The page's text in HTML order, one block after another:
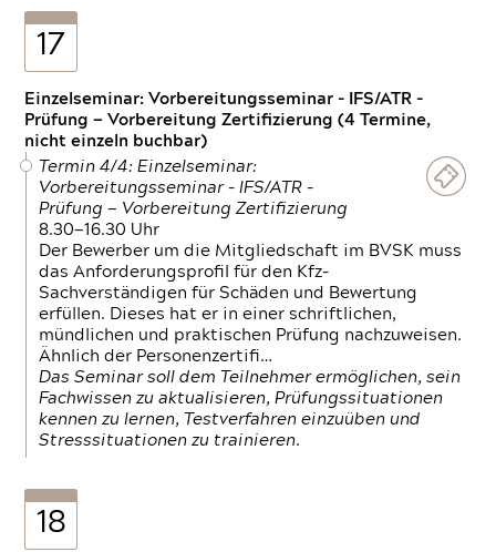
17
Einzelseminar: Vorbereitungsseminar - IFS/ATR -
Prüfung — Vorbereitung Zertifizierung (4 Termine,
nicht einzeln buchbar)
Termin 4/4: Einzelseminar:
Vorbereitungsseminar - IFS/ATR -
Prüfung — Vorbereitung Zertifizierung
8.30—16.30 Uhr
Der Bewerber um die Mitgliedschaft im BVSK muss
das Anforderungsprofil für den Kfz-
Sachverständigen für Schäden und Bewertung
erfüllen. Dieses hat er in einer schriftlichen,
mündlichen und praktischen Prüfung nachzuweisen.
Ähnlich der Personenzertifi…
Das Seminar soll dem Teilnehmer ermöglichen, sein
Fachwissen zu aktualisieren, Prüfungssituationen
kennen zu lernen, Testverfahren einzuüben und
Stresssituationen zu trainieren.
18